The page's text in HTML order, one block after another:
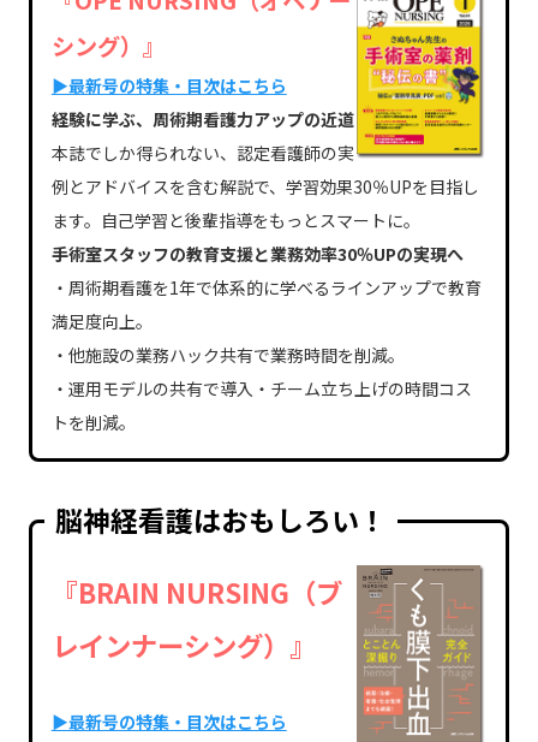
シング）』
▶最新号の特集・目次はこちら
経験に学ぶ、周術期看護力アップの近道
本誌でしか得られない、認定看護師の実
例とアドバイスを含む解説で、学習効果30％UPを目指し
ます。自己学習と後輩指導をもっとスマートに。
手術室スタッフの教育支援と業務効率30％UPの実現へ
・周術期看護を1年で体系的に学べるラインアップで教育
満足度向上。
・他施設の業務ハック共有で業務時間を削減。
・運用モデルの共有で導入・チーム立ち上げの時間コス
トを削減。
脳神経看護はおもしろい！
『BRAIN NURSING（ブ
レインナーシング）』
▶最新号の特集・目次はこちら